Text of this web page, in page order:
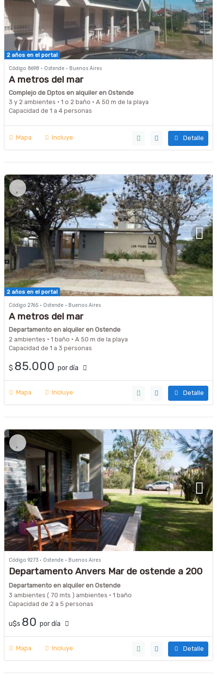
2 años en el portal
Código 8698 · Ostende · Buenos Aires
A metros del mar
Complejo de Dptos en alquiler en Ostende
3 y 2 ambientes · 1 o 2 baño · A 50 m de la playa
Capacidad de 1 a 4 personas
Mapa Incluye Detalle
2 años en el portal
Código 2765 · Ostende · Buenos Aires
A metros del mar
Departamento en alquiler en Ostende
2 ambientes · 1 baño · A 50 m de la playa
Capacidad de 1 a 3 personas
$ 85.000 por día
Mapa Incluye Detalle
Código 9273 · Ostende · Buenos Aires
Departamento Anvers Mar de ostende a 200
mts del mar
Departamento en alquiler en Ostende
3 ambientes ( 70 mts ) ambientes · 1 baño
Capacidad de 2 a 5 personas
u$s 80 por día
Mapa Incluye Detalle